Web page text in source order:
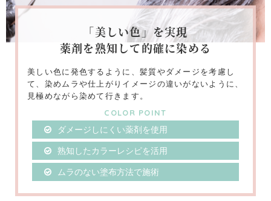
「美しい色」を実現
薬剤を熟知して的確に染める
美しい色に発色するように、髪質やダメージを考慮し
て、染めムラや仕上がりイメージの違いがないように、
見極めながら染めて行きます。
COLOR POINT
ダメージしにくい薬剤を使用
熟知したカラーレシピを活用
ムラのない塗布方法で施術